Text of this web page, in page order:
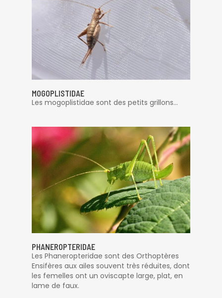
MOGOPLISTIDAE
Les mogoplistidae sont des petits grillons...
PHANEROPTERIDAE
Les Phaneropteridae sont des Orthoptères
Ensifères aux ailes souvent très réduites, dont
les femelles ont un oviscapte large, plat, en
lame de faux.